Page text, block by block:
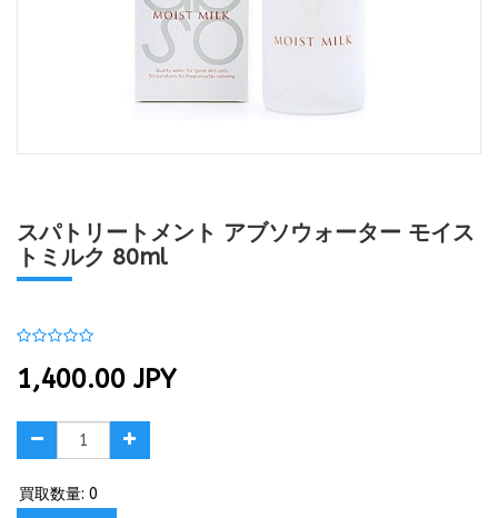
スパトリートメント アブソウォーター モイス
トミルク 80ml
1,400.00 JPY
買取数量: 0